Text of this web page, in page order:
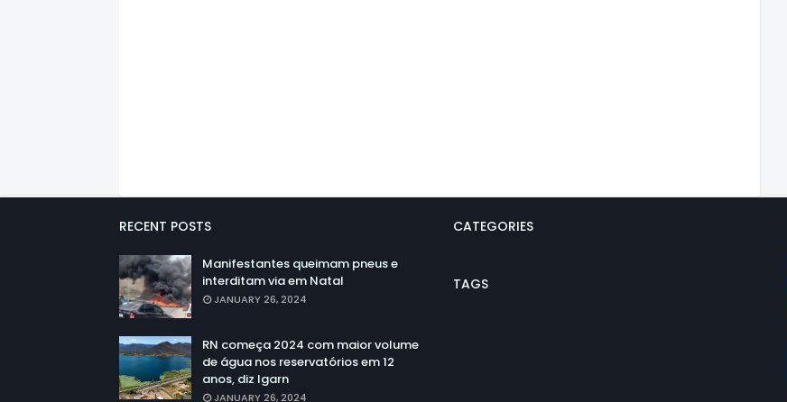
RECENT POSTS
Manifestantes queimam pneus e
interditam via em Natal
JANUARY 26, 2024
RN começa 2024 com maior volume
de água nos reservatórios em 12
anos, diz Igarn
JANUARY 26, 2024
CATEGORIES
TAGS